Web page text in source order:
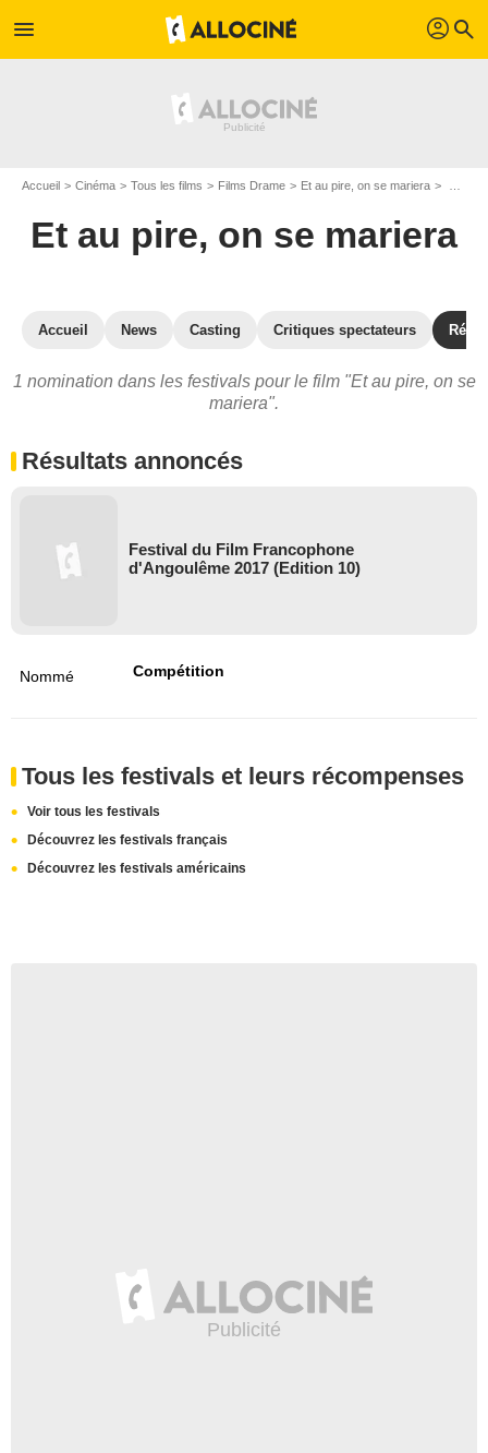
menu profil search
Accueil Cinéma Tous les films Films Drame Et au pire, on se mariera
Et au pire, on se mariera
Accueil News Casting Critiques spectateurs
1 nomination dans les festivals pour le film "Et au pire, on se
mariera".
Résultats annoncés
Festival du Film Francophone
d'Angoulême 2017 (Edition 10)
Nommé Compétition
Tous les festivals et leurs récompenses
Voir tous les festivals
Découvrez les festivals français
Découvrez les festivals américains